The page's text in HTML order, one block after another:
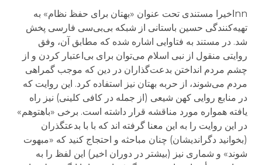
nnاخیرا مستندی تحت عنوان «بهتان برای حفظ نظام» به
تهیه‌کنندگی حسین باستانی از شبکه بی‌بی‌سی فارسی پخش
شد. در مستند به فتاوایی اشاره شده که مطابق آن، وفق
روایتی منقول از نبی اسلام می‌توان برای بی‌اعتبار کردن و از
چشم مردم انداختن بدعت‌گذاران در دین که موجب گمراهی
مردم می‌شوند، از حربه بهتان نیز استفاده کرد. این روایت که
در منابع روایی کهن شیعی (از جمله در کافی کلینی) نیز راه
یافته همواره مورد مناقشه قرار داشته است. برخی «باهتوهم»
در این روایت را به این معنا گرفته اند که با با بدعتگذران
(بخوانید دگراندیشان) چنان مباحثه و احتجاج کنید که «مبهوت
شوند» و شماری نیز (بیشتر در دوران اخیر) این لفظ را به